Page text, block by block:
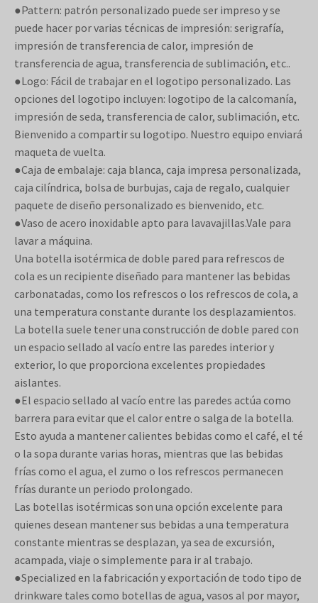
●Pattern: patrón personalizado puede ser impreso y se
puede hacer por varias técnicas de impresión: serigrafía,
impresión de transferencia de calor, impresión de
transferencia de agua, transferencia de sublimación, etc..
●Logo: Fácil de trabajar en el logotipo personalizado. Las
opciones del logotipo incluyen: logotipo de la calcomanía,
impresión de seda, transferencia de calor, sublimación, etc.
Bienvenido a compartir su logotipo. Nuestro equipo enviará
maqueta de vuelta.
●Caja de embalaje: caja blanca, caja impresa personalizada,
caja cilíndrica, bolsa de burbujas, caja de regalo, cualquier
paquete de diseño personalizado es bienvenido, etc.
●Vaso de acero inoxidable apto para lavavajillas.Vale para
lavar a máquina.
Una botella isotérmica de doble pared para refrescos de
cola es un recipiente diseñado para mantener las bebidas
carbonatadas, como los refrescos o los refrescos de cola, a
una temperatura constante durante los desplazamientos.
La botella suele tener una construcción de doble pared con
un espacio sellado al vacío entre las paredes interior y
exterior, lo que proporciona excelentes propiedades
aislantes.
●El espacio sellado al vacío entre las paredes actúa como
barrera para evitar que el calor entre o salga de la botella.
Esto ayuda a mantener calientes bebidas como el café, el té
o la sopa durante varias horas, mientras que las bebidas
frías como el agua, el zumo o los refrescos permanecen
frías durante un periodo prolongado.
Las botellas isotérmicas son una opción excelente para
quienes desean mantener sus bebidas a una temperatura
constante mientras se desplazan, ya sea de excursión,
acampada, viaje o simplemente para ir al trabajo.
●Specialized en la fabricación y exportación de todo tipo de
drinkware tales como botellas de agua, vasos al por mayor,